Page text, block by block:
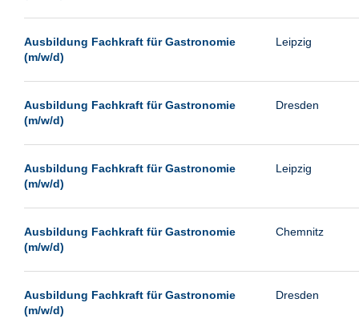
Wust/Brandenburg
Ausbildung Fachkraft für Gastronomie
(m/w/d)
Leipzig
Ausbildung Fachkraft für Gastronomie
(m/w/d)
Dresden
Ausbildung Fachkraft für Gastronomie
(m/w/d)
Leipzig
Ausbildung Fachkraft für Gastronomie
(m/w/d)
Chemnitz
Ausbildung Fachkraft für Gastronomie
(m/w/d)
Dresden